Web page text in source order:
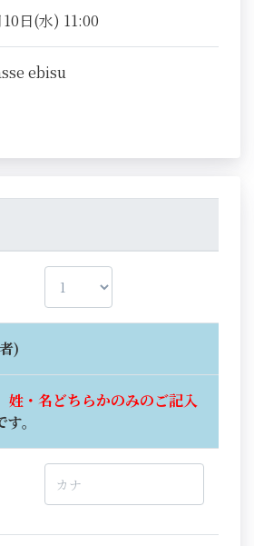
日(水) 11:00
ebisu
)
姓・名どちらかのみのご記入
。